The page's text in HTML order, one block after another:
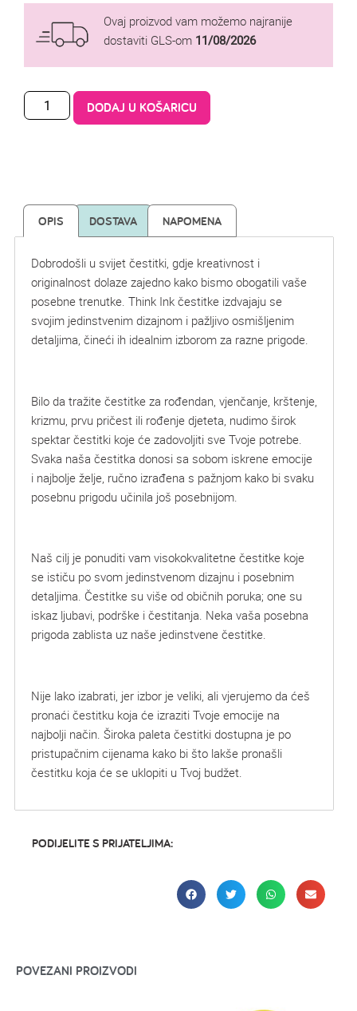
Ovaj proizvod vam možemo najranije
dostaviti GLS-om 11/08/2026
DODAJ U KOŠARICU
OPIS DOSTAVA NAPOMENA
Dobrodošli u svijet čestitki, gdje kreativnost i
originalnost dolaze zajedno kako bismo obogatili vaše
posebne trenutke. Think Ink čestitke izdvajaju se
svojim jedinstvenim dizajnom i pažljivo osmišljenim
detaljima, čineći ih idealnim izborom za razne prigode.
Bilo da tražite čestitke za rođendan, vjenčanje, krštenje,
krizmu, prvu pričest ili rođenje djeteta, nudimo širok
spektar čestitki koje će zadovoljiti sve Tvoje potrebe.
Svaka naša čestitka donosi sa sobom iskrene emocije
i najbolje želje, ručno izrađena s pažnjom kako bi svaku
posebnu prigodu učinila još posebnijom.
Naš cilj je ponuditi vam visokokvalitetne čestitke koje
se ističu po svom jedinstvenom dizajnu i posebnim
detaljima. Čestitke su više od običnih poruka; one su
iskaz ljubavi, podrške i čestitanja. Neka vaša posebna
prigoda zablista uz naše jedinstvene čestitke.
Nije lako izabrati, jer izbor je veliki, ali vjerujemo da ćeš
pronaći čestitku koja će izraziti Tvoje emocije na
najbolji način. Široka paleta čestitki dostupna je po
pristupačnim cijenama kako bi što lakše pronašli
čestitku koja će se uklopiti u Tvoj budžet.
PODIJELITE S PRIJATELJIMA:
POVEZANI PROIZVODI